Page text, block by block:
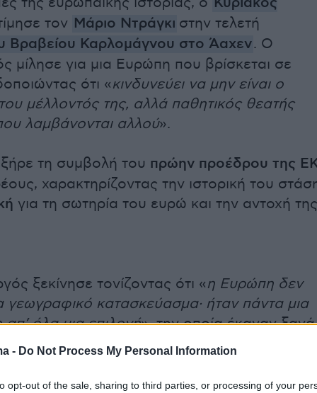
- Do Not Process My Personal Information
opt-out of the sale, sharing to third parties, or processing of your
τον Μάριο Ντράγκι στην τελετή
Βραβείου Καρλομάγνου στο Άαχεν. Ο
μίλησε για μια Ευρώπη που βρίσκεται σε
ότι «κινδυνεύει να μην είναι ο
μέλλοντός της, αλλά παθητικός θεατής
λαμβάνονται αλλού».
τη συμβολή του πρώην προέδρου της
χαρακτηρίζοντας την ιστορική του
για τη σωτηρία του ευρώ και την αντοχή της
ξεκίνησε τονίζοντας ότι «η Ευρώπη δεν
γεωγραφικό κατασκεύασμα· ήταν πάντα μια
όλα μια επιλογή», την οποία έκαναν ξανά
με διαφορετικές γλώσσες και ιστορίες, παρά